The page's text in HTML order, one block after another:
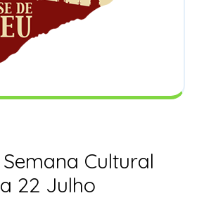
Cultural
22 Julho